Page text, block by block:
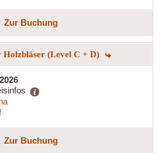
Zur Buchung
(Level C + D)
Zur Buchung